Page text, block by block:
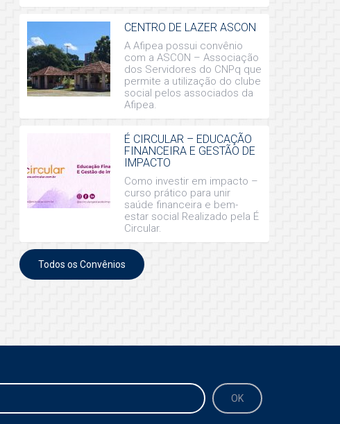
CENTRO DE LAZER ASCON
A Afipea possui convênio
com a ASCON – Associação
dos Servidores do CNPq que
permite a utilização do clube
social pelos associados da
Afipea.
É CIRCULAR – EDUCAÇÃO
FINANCEIRA E GESTÃO DE
IMPACTO
Como investir em impacto –
curso prático para unir
saúde financeira e bem-
estar social Realizado pela É
Circular.
Todos os Convênios